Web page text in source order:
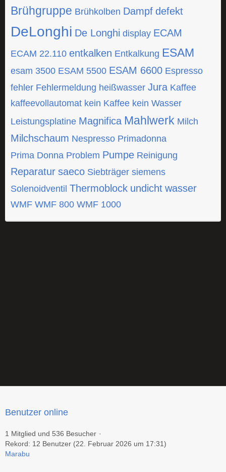
Brühgruppe Brühkolben Dampf defekt
DeLonghi De Longhi display ECAM
ECAM 22.110 entkalken Entkalkung ESAM
esam 3500 ESAM 5500 ESAM 6600 Espresso
fehler Fehlermeldung heißwasser Jura Kaffee
kaffeevollautomat kein Kaffee kein Wasser
Leistungsplatine Magnifica Mahlwerk Milch
Milchschaum Nespresso Primadonna
Prima Donna Problem Pumpe Reinigung
Reparatur saeco Siebträger siemens
Solenoidventil Thermoblock undicht wasser
WMF WMF 800 WMF 1000
Benutzer online
1 Mitglied und 536 Besucher
Rekord: 12 Benutzer (22. Februar 2026 um 17:31)
Marabu